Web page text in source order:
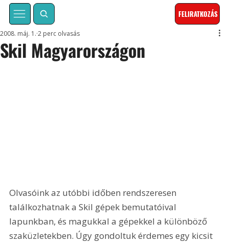
FELIRATKOZÁS
Skil Magyarországon
2008. máj. 1. 2 perc olvasás
Olvasóink az utóbbi időben rendszeresen
találkozhatnak a Skil gépek bemutatóival
lapunkban, és magukkal a gépekkel a különböző
szaküzletekben. Úgy gondoltuk érdemes egy kicsit